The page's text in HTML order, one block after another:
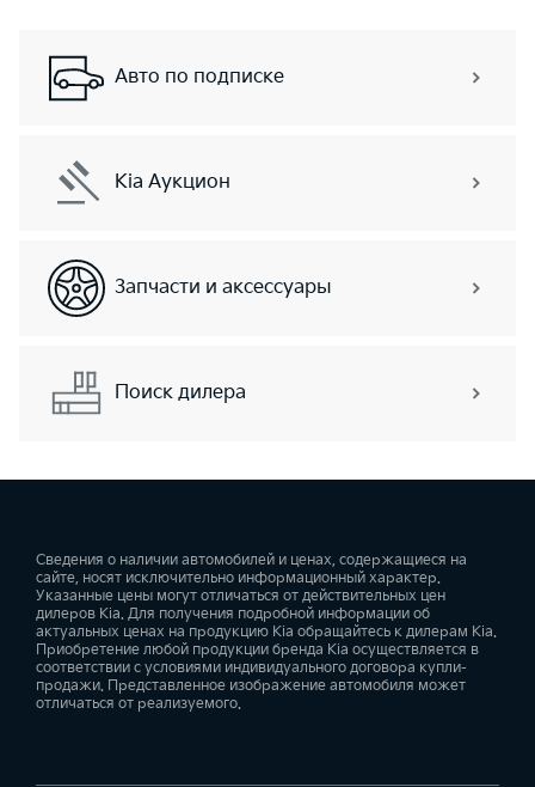
Авто по подписке
Kia Аукцион
Запчасти и аксессуары
Поиск дилера
Сведения о наличии автомобилей и ценах, содержащиеся на
сайте, носят исключительно информационный характер.
Указанные цены могут отличаться от действительных цен
дилеров Kia. Для получения подробной информации об
актуальных ценах на продукцию Kia обращайтесь к дилерам Kia.
Приобретение любой продукции бренда Kia осуществляется в
соответствии с условиями индивидуального договора купли-
продажи. Представленное изображение автомобиля может
отличаться от реализуемого.